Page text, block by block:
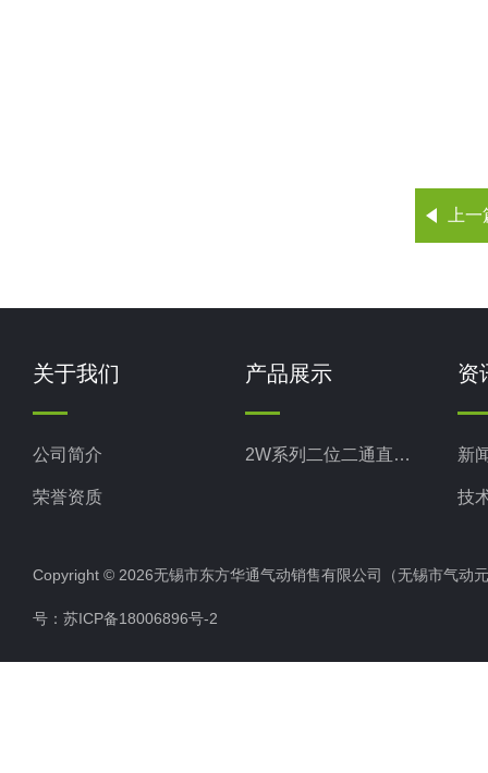
上
关于我们
公司简介
荣誉资质
产品展示
2W系列二位二通直动式电磁阀
资
新
技
Copyright © 2026无锡市东方华通气动销售有限公司（无锡市气
号： 苏ICP备18006896号-2